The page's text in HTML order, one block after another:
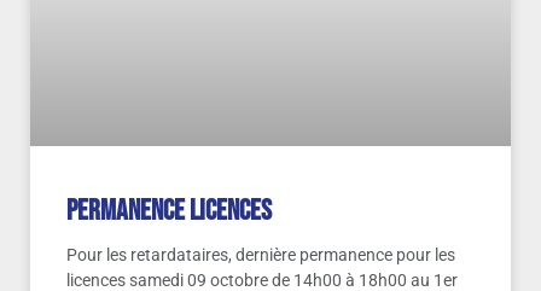
Permanence licences
Pour les retardataires, dernière permanence pour les
licences samedi 09 octobre de 14h00 à 18h00 au 1er